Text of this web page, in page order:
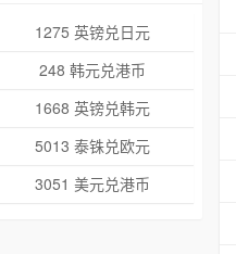
1275 英镑兑日元
248 韩元兑港币
1668 英镑兑韩元
5013 泰铢兑欧元
3051 美元兑港币